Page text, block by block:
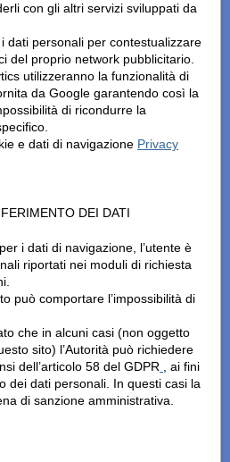
con gli altri servizi sviluppati da
dati personali per contestualizzare
del proprio network pubblicitario.
utilizzeranno la funzionalità di
da Google garantendo così la
di ricondurre la
e dati di navigazione Privacy
DEI DATI
i dati di navigazione, l’utente è
riportati nei moduli di richiesta
può comportare l’impossibilità di
che in alcuni casi (non oggetto
sito) l’Autorità può richiedere
dell’articolo 58 del GDPR , ai fini
dei dati personali. In questi casi la
di sanzione amministrativa.